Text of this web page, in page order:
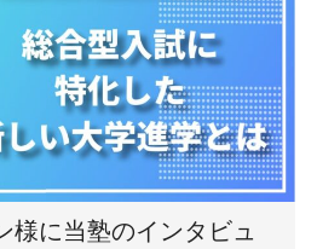
様に当塾のインタビュ